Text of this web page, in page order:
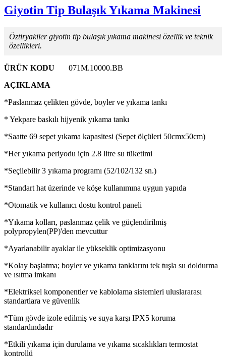
Giyotin Tip Bulaşık Yıkama Makinesi
Öztiryakiler giyotin tip bulaşık yıkama makinesi özellik ve teknik
özellikleri.
ÜRÜN KODU
071M.10000.BB
AÇIKLAMA
*Paslanmaz çelikten gövde, boyler ve yıkama tankı
* Yekpare baskılı hijyenik yıkama tankı
*Saatte 69 sepet yıkama kapasitesi (Sepet ölçüleri 50cmx50cm)
*Her yıkama periyodu için 2.8 litre su tüketimi
*Seçilebilir 3 yıkama programı (52/102/132 sn.)
*Standart hat üzerinde ve köşe kullanımına uygun yapıda
*Otomatik ve kullanıcı dostu kontrol paneli
*Yıkama kolları, paslanmaz çelik ve güçlendirilmiş
polypropylen(PP)'den mevcuttur
*Ayarlanabilir ayaklar ile yükseklik optimizasyonu
*Kolay başlatma; boyler ve yıkama tanklarını tek tuşla su doldurma
ve ısıtma imkanı
*Elektriksel komponentler ve kablolama sistemleri uluslararası
standartlara ve güvenlik
*Tüm gövde izole edilmiş ve suya karşı IPX5 koruma
standardındadır
*Etkili yıkama için durulama ve yıkama sıcaklıkları termostat
kontrollü